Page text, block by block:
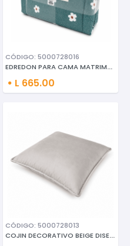
CÓDIGO: 5000728016
EDREDON PARA CAMA MATRIMONIAL
L 665.00
CÓDIGO: 5000728013
COJIN DECORATIVO BEIGE DISEÑO